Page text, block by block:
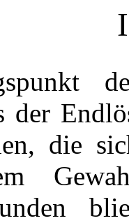
der
die